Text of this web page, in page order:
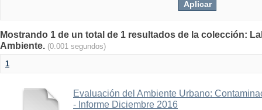
Mostrando 1 de un total de 1 resultados de la colección:
Ambiente. (0.001 segundos)
1
Evaluación del Ambiente Urbano:
- Informe Diciembre 2016